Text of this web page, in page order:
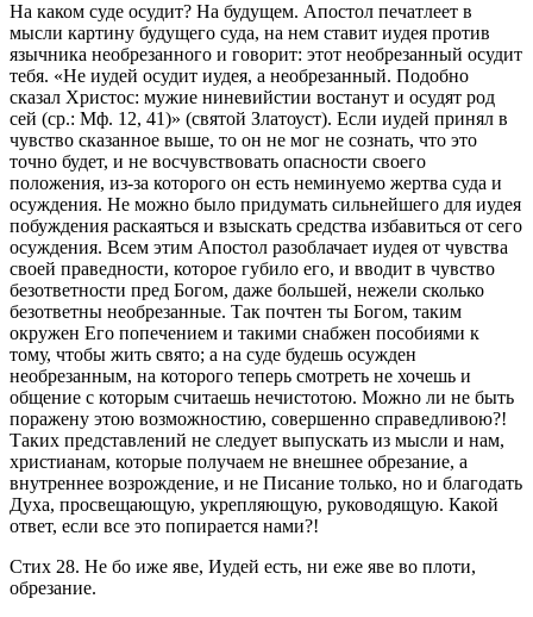
На каком суде осудит? На будущем. Апостол печатлеет в
мысли картину будущего суда, на нем ставит иудея против
язычника необрезанного и говорит: этот необрезанный осудит
тебя. «Не иудей осудит иудея, а необрезанный. Подобно
сказал Христос: мужие ниневийстии востанут и осудят род
сей (ср.: Мф. 12, 41)» (святой Златоуст). Если иудей принял в
чувство сказанное выше, то он не мог не сознать, что это
точно будет, и не восчувствовать опасности своего
положения, из-за которого он есть неминуемо жертва суда и
осуждения. Не можно было придумать сильнейшего для иудея
побуждения раскаяться и взыскать средства избавиться от сего
осуждения. Всем этим Апостол разоблачает иудея от чувства
своей праведности, которое губило его, и вводит в чувство
безответности пред Богом, даже большей, нежели сколько
безответны необрезанные. Так почтен ты Богом, таким
окружен Его попечением и такими снабжен пособиями к
тому, чтобы жить свято; а на суде будешь осужден
необрезанным, на которого теперь смотреть не хочешь и
общение с которым считаешь нечистотою. Можно ли не быть
поражену этою возможностию, совершенно справедливою?!
Таких представлений не следует выпускать из мысли и нам,
христианам, которые получаем не внешнее обрезание, а
внутреннее возрождение, и не Писание только, но и благодать
Духа, просвещающую, укрепляющую, руководящую. Какой
ответ, если все это попирается нами?!
Стих 28. Не бо иже яве, Иудей есть, ни еже яве во плоти,
обрезание.